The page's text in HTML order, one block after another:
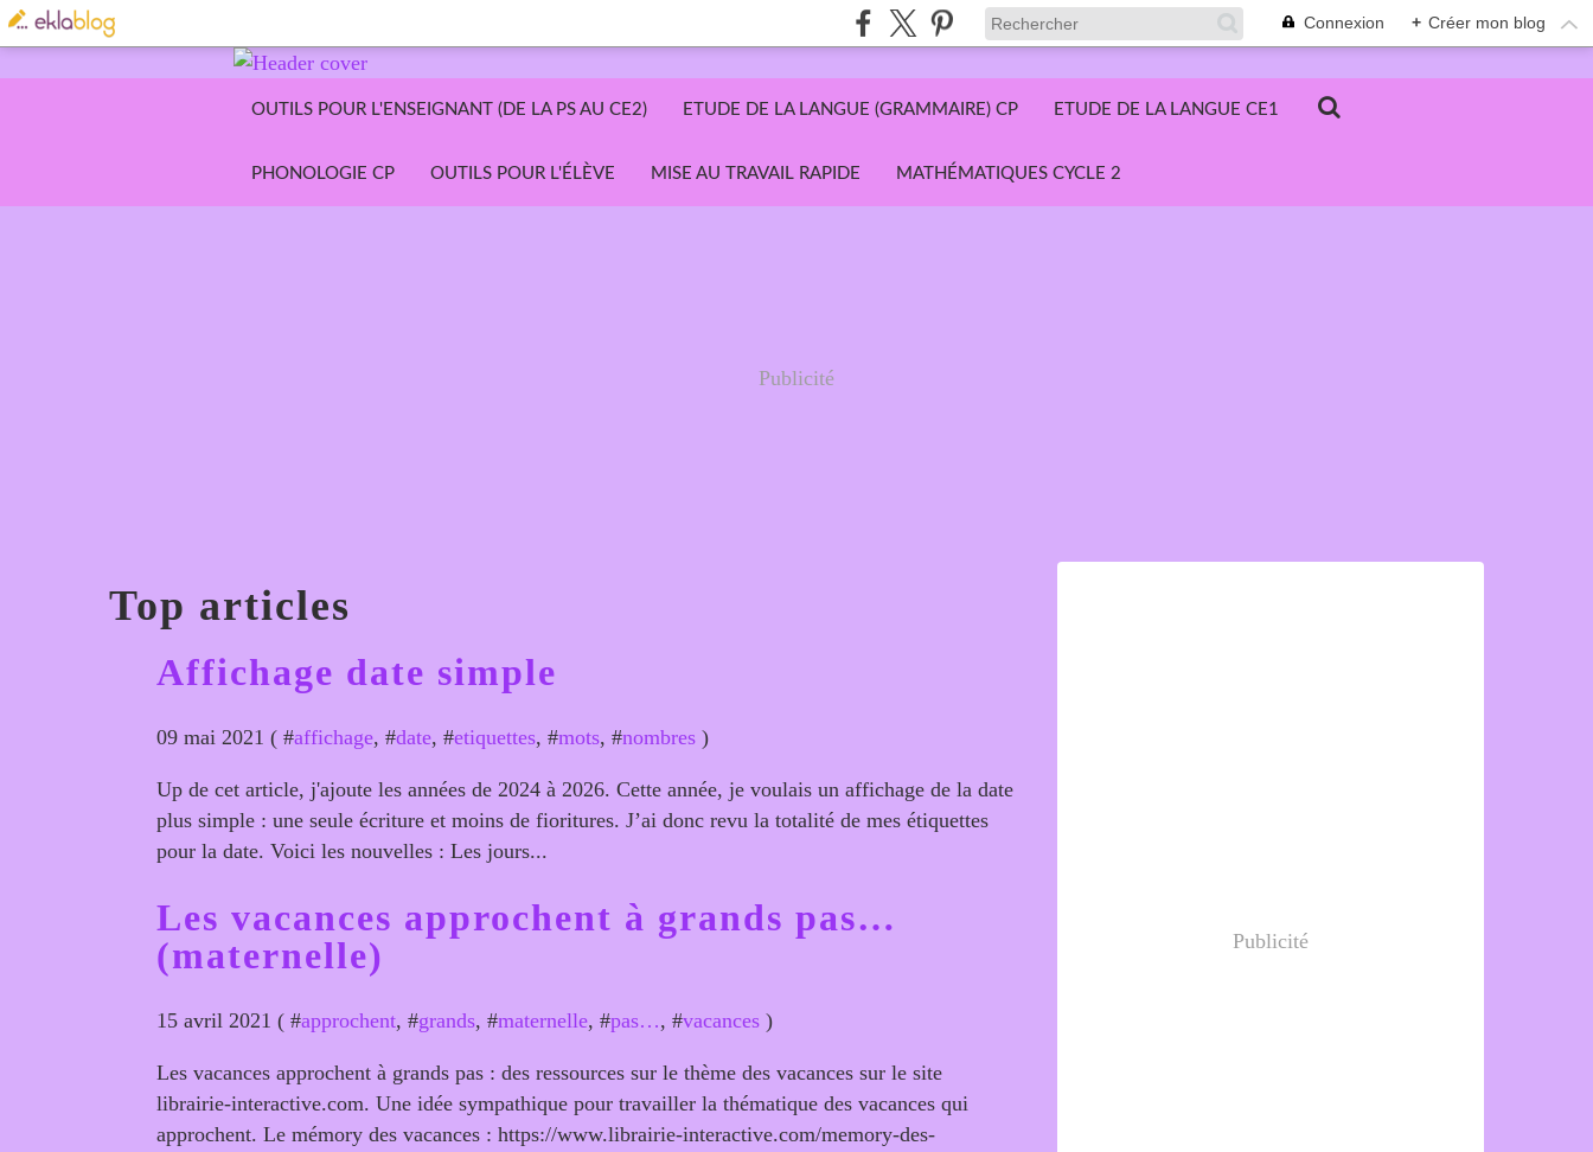
Connexion + Créer mon blog
OUTILS POUR L'ENSEIGNANT (DE LA PS AU CE2) ETUDE DE LA LANGUE (GRAMMAIRE) CP ETUDE DE LA LANGUE CE1
PHONOLOGIE CP OUTILS POUR L'ÉLÈVE MISE AU TRAVAIL RAPIDE MATHÉMATIQUES CYCLE 2
Publicité
Top articles
Affichage date simple
09 mai 2021 ( #affichage, #date, #etiquettes, #mots, #nombres )
Up de cet article, j'ajoute les années de 2024 à 2026. Cette année, je voulais un affichage de la date
plus simple : une seule écriture et moins de fioritures. J’ai donc revu la totalité de mes étiquettes
pour la date. Voici les nouvelles : Les jours...
Les vacances approchent à grands pas…
(maternelle)
15 avril 2021 ( #approchent, #grands, #maternelle, #pas…, #vacances )
Les vacances approchent à grands pas : des ressources sur le thème des vacances sur le site
librairie-interactive.com. Une idée sympathique pour travailler la thématique des vacances qui
approchent. Le mémory des vacances : https://www.librairie-interactive.com/memory-des-
Publicité